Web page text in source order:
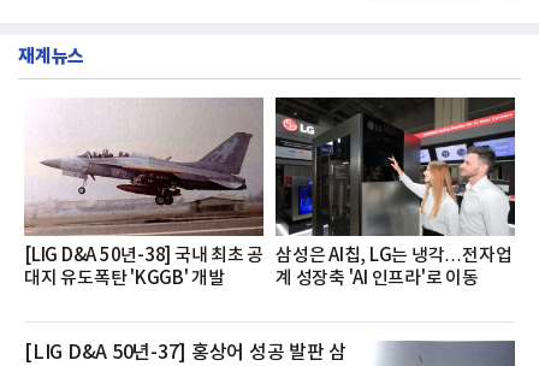
서도
영지원부 홍보팀과 2026년 새로이(e)＊가 공동 주관
쳐 진행됐다.참고로 새로이(e)는 NH농협캐피탈 MZ
세대들로(과장~계장) 구성된 자율 참여조직으로, 조
직문화 혁신과 업무 효율성 향상을 위한 다양한 활동
을 추진하며,새로운 변화와 이로운 영향력을 조직전
반에 전파하는 역할
재계뉴스
[LIG D&A 50년-38] 국내 최초 공
대지 유도폭탄 'KGGB' 개발
삼성은 AI칩, LG는 냉각…전자업
계 성장축 'AI 인프라'로 이동
[LIG D&A 50년-37] 홍상어 성공 발판 삼